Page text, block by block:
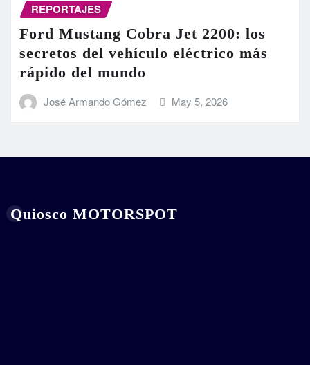
REPORTAJES
Ford Mustang Cobra Jet 2200: los
secretos del vehículo eléctrico más
rápido del mundo
José Armando Gómez May 5, 2026
Quiosco MOTORSPOT